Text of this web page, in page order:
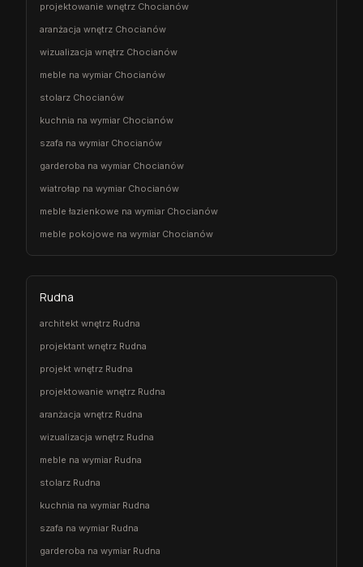
projektowanie wnętrz Chocianów
aranżacja wnętrz Chocianów
wizualizacja wnętrz Chocianów
meble na wymiar Chocianów
stolarz Chocianów
kuchnia na wymiar Chocianów
szafa na wymiar Chocianów
garderoba na wymiar Chocianów
wiatrołap na wymiar Chocianów
meble łazienkowe na wymiar Chocianów
meble pokojowe na wymiar Chocianów
Rudna
architekt wnętrz Rudna
projektant wnętrz Rudna
projekt wnętrz Rudna
projektowanie wnętrz Rudna
aranżacja wnętrz Rudna
wizualizacja wnętrz Rudna
meble na wymiar Rudna
stolarz Rudna
kuchnia na wymiar Rudna
szafa na wymiar Rudna
garderoba na wymiar Rudna